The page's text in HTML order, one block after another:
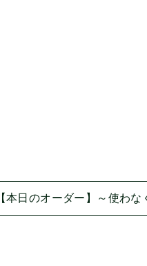
【本日のオーダー】～使わ